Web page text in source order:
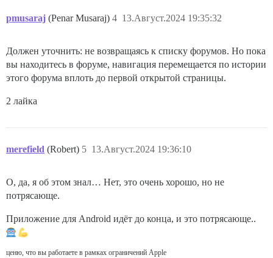
pmusaraj (Penar Musaraj) 13.Август.2024 19:35:32
4
Должен уточнить: не возвращаясь к списку форумов. Но пока
вы находитесь в форуме, навигация перемещается по истории
этого форума вплоть до первой открытой страницы.
2 лайка
merefield (Robert) 13.Август.2024 19:36:10
5
О, да, я об этом знал… Нет, это очень хорошо, но не
потрясающе.
Приложение для Android идёт до конца, и это потрясающе..
ценю, что вы работаете в рамках ограничений Apple